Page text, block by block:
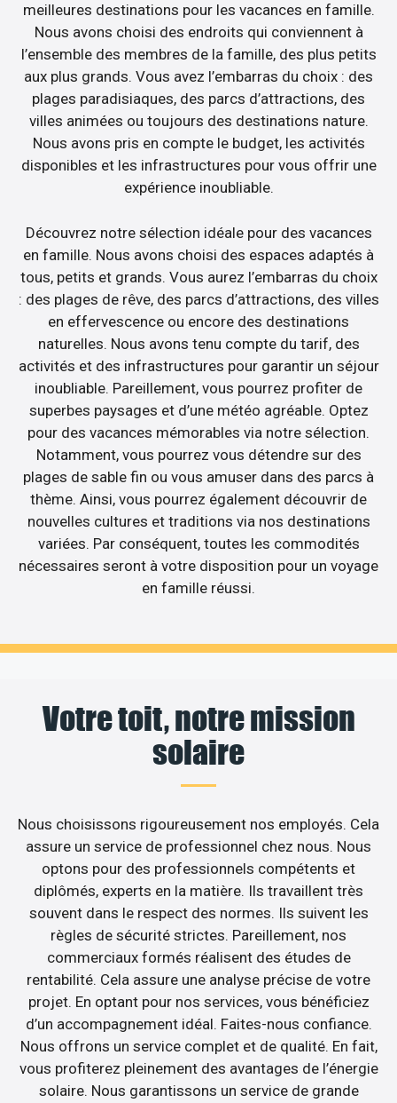
meilleures destinations pour les vacances en famille.
Nous avons choisi des endroits qui conviennent à
l’ensemble des membres de la famille, des plus petits
aux plus grands. Vous avez l’embarras du choix : des
plages paradisiaques, des parcs d’attractions, des
villes animées ou toujours des destinations nature.
Nous avons pris en compte le budget, les activités
disponibles et les infrastructures pour vous offrir une
expérience inoubliable.
Découvrez notre sélection idéale pour des vacances
en famille. Nous avons choisi des espaces adaptés à
tous, petits et grands. Vous aurez l’embarras du choix
: des plages de rêve, des parcs d’attractions, des villes
en effervescence ou encore des destinations
naturelles. Nous avons tenu compte du tarif, des
activités et des infrastructures pour garantir un séjour
inoubliable. Pareillement, vous pourrez profiter de
superbes paysages et d’une météo agréable. Optez
pour des vacances mémorables via notre sélection.
Notamment, vous pourrez vous détendre sur des
plages de sable fin ou vous amuser dans des parcs à
thème. Ainsi, vous pourrez également découvrir de
nouvelles cultures et traditions via nos destinations
variées. Par conséquent, toutes les commodités
nécessaires seront à votre disposition pour un voyage
en famille réussi.
Votre toit, notre mission
solaire
Nous choisissons rigoureusement nos employés. Cela
assure un service de professionnel chez nous. Nous
optons pour des professionnels compétents et
diplômés, experts en la matière. Ils travaillent très
souvent dans le respect des normes. Ils suivent les
règles de sécurité strictes. Pareillement, nos
commerciaux formés réalisent des études de
rentabilité. Cela assure une analyse précise de votre
projet. En optant pour nos services, vous bénéficiez
d’un accompagnement idéal. Faites-nous confiance.
Nous offrons un service complet et de qualité. En fait,
vous profiterez pleinement des avantages de l’énergie
solaire. Nous garantissons un service de grande